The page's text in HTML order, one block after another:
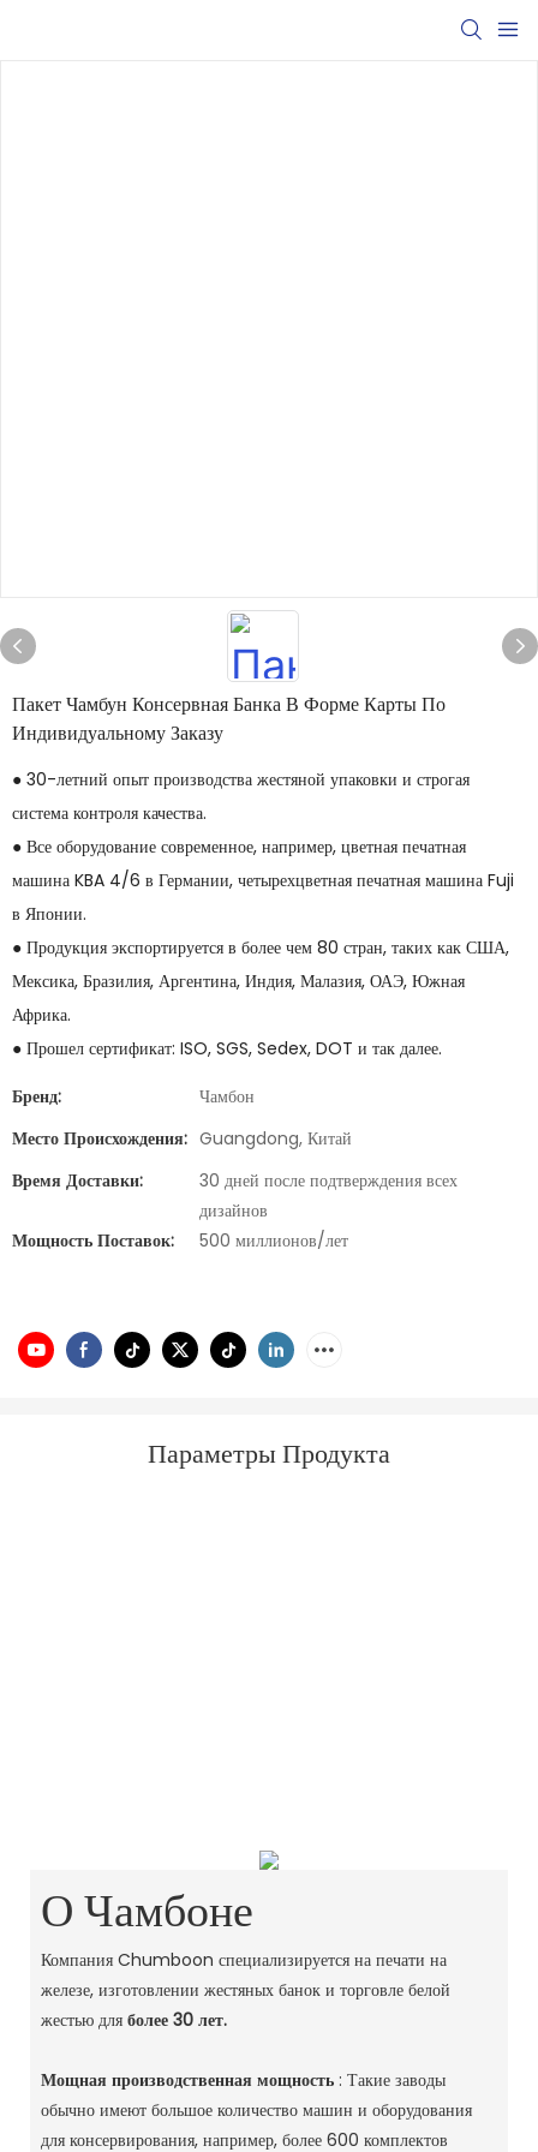
Пакет Чамбун Консервная Банка В Форме Карты По
Индивидуальному Заказу
● 30-летний опыт производства жестяной упаковки и строгая
система контроля качества.
● Все оборудование современное, например, цветная печатная
машина KBA 4/6 в Германии, четырехцветная печатная машина Fuji
в Японии.
● Продукция экспортируется в более чем 80 стран, таких как США,
Мексика, Бразилия, Аргентина, Индия, Малазия, ОАЭ, Южная
Африка.
● Прошел сертификат: ISO, SGS, Sedex, DOT и так далее.
Бренд:
Чамбон
Место Происхождения: Guangdong, Китай
Время Доставки:
30 дней после подтверждения всех
дизайнов
Мощность Поставок:
500 миллионов/лет
Параметры Продукта
О Чамбоне
Компания Chumboon специализируется на печати на
железе, изготовлении жестяных банок и торговле белой
жестью для более 30 лет.
Мощная производственная мощность : Такие заводы
обычно имеют большое количество машин и оборудования
для консервирования, например, более 600 комплектов